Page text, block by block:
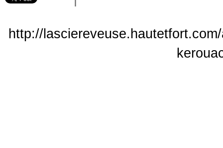
http://